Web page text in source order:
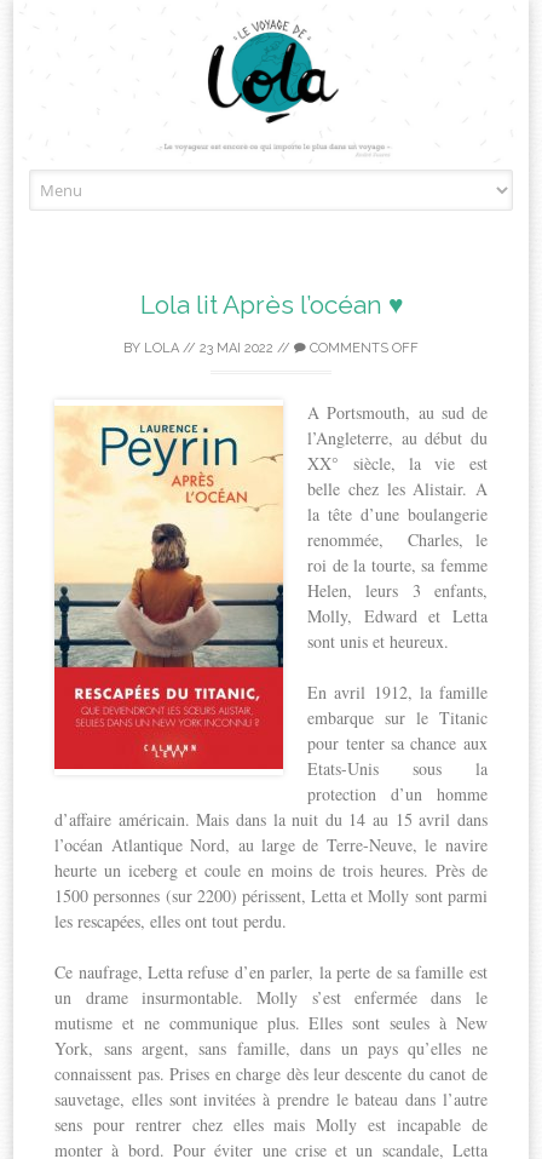
to
Lola lit Après l’océan ♥
BY LOLA // 23 MAI 2022 // COMMENTS OFF
A Portsmouth, au sud de
l’Angleterre, au début du
XX° siècle, la vie est
belle chez les Alistair. A
la tête d’une boulangerie
renommée, Charles, le
roi de la tourte, sa femme
Helen, leurs 3 enfants,
Molly, Edward et Letta
sont unis et heureux.
En avril 1912, la famille
embarque sur le Titanic
pour tenter sa chance aux
Etats-Unis sous la
protection d’un homme
d’affaire américain. Mais dans la nuit du 14 au 15 avril dans
l’océan Atlantique Nord, au large de Terre-Neuve, le navire
heurte un iceberg et coule en moins de trois heures. Près de
1500 personnes (sur 2200) périssent, Letta et Molly sont parmi
les rescapées, elles ont tout perdu.
Ce naufrage, Letta refuse d’en parler, la perte de sa famille est
un drame insurmontable. Molly s’est enfermée dans le
mutisme et ne communique plus. Elles sont seules à New
York, sans argent, sans famille, dans un pays qu’elles ne
connaissent pas. Prises en charge dès leur descente du canot de
sauvetage, elles sont invitées à prendre le bateau dans l’autre
sens pour rentrer chez elles mais Molly est incapable de
monter à bord. Pour éviter une crise et un scandale, Letta